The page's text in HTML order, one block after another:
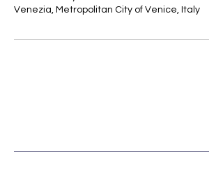
Venezia, Metropolitan City of Venice, Italy